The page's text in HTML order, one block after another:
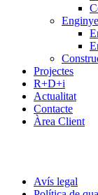
Projectes
R+D+i
Actualitat
Contacte
Àrea Client
Avís legal